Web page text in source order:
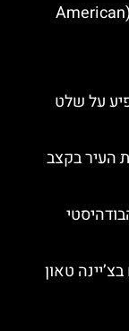
מוזיאון ההיסטוריה של הטבע בניו יורק (American
על שלט
העיר בקצב
טאון